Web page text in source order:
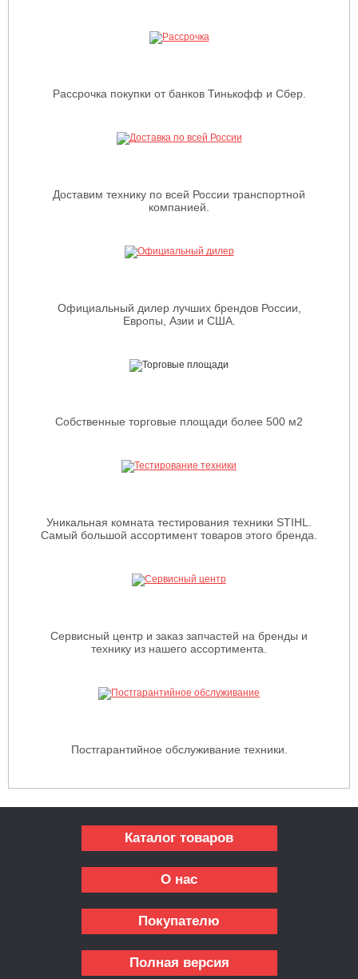
Рассрочка покупки от банков Тинькофф и Сбер.
Доставим технику по всей России транспортной
компанией.
Официальный дилер лучших брендов России,
Европы, Азии и США.
Собственные торговые площади более 500 м2
Уникальная комната тестирования техники STIHL.
Самый большой ассортимент товаров этого бренда.
Сервисный центр и заказ запчастей на бренды и
технику из нашего ассортимента.
Постгарантийное обслуживание техники.
Каталог товаров
О нас
Покупателю
Полная версия